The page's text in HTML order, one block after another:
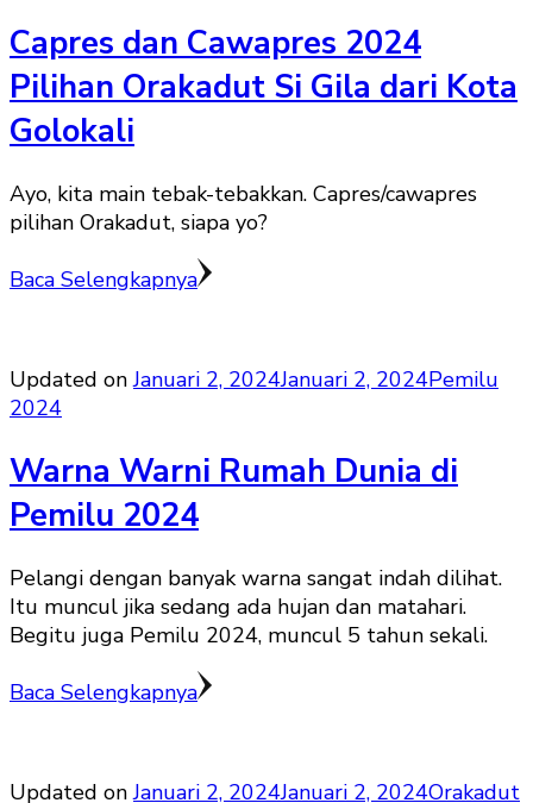
Capres dan Cawapres 2024
Pilihan Orakadut Si Gila dari Kota
Golokali
Ayo, kita main tebak-tebakkan. Capres/cawapres
pilihan Orakadut, siapa yo?
Baca Selengkapnya
Updated onJanuari 2, 2024Januari 2, 2024Pemilu
2024
Warna Warni Rumah Dunia di
Pemilu 2024
Pelangi dengan banyak warna sangat indah dilihat.
Itu muncul jika sedang ada hujan dan matahari.
Begitu juga Pemilu 2024, muncul 5 tahun sekali.
Baca Selengkapnya
Updated onJanuari 2, 2024Januari 2, 2024Orakadut